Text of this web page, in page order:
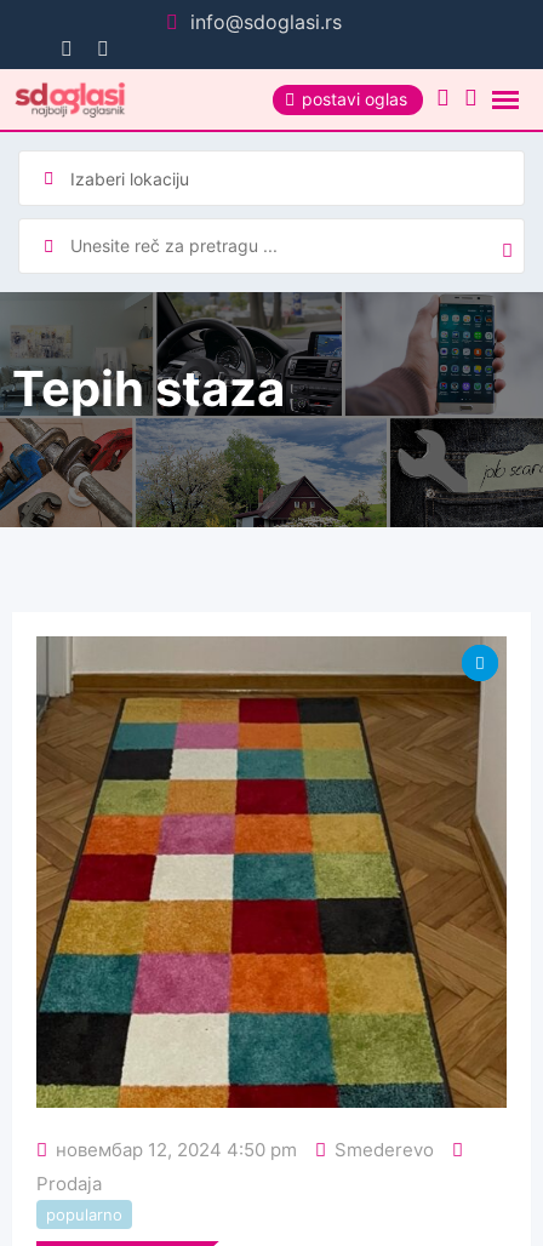
sadržaj
info@sdoglasi.rs
postavi oglas
Tepih staza
новембар 12, 2024 4:50 pm
Smederevo
Prodaja
popularno